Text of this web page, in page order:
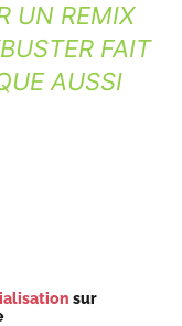
UN REMIX
FAIT
AUSSI
sur